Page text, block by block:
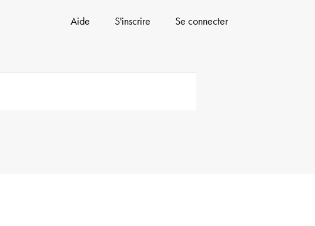
Aide S'inscrire Se connecter